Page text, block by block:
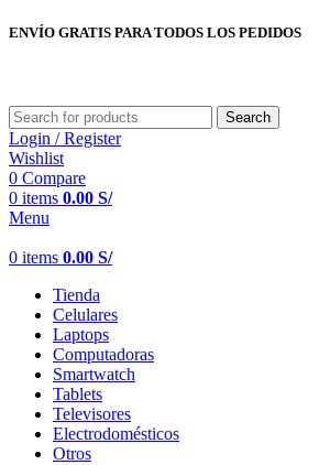
ENVÍO GRATIS PARA TODOS LOS PEDIDOS
Search
Login / Register
Wishlist
0 Compare
0 items 0.00 S/
Menu
0 items 0.00 S/
Tienda
Celulares
Laptops
Computadoras
Smartwatch
Tablets
Televisores
Electrodomésticos
Otros